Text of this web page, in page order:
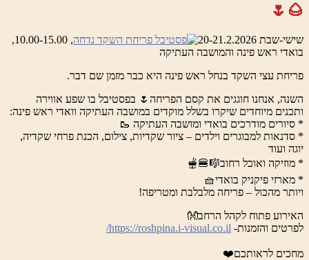
🌰🌷
שישי-שבת 20-21.2.2026
, 10.00-15.00,
בואדי ראש פינה והמושבה העתיקה
פריחת עצי השקד בנחל ראש פינה היא כבר מזמן שם דבר.
השנה, אנחנו חוגגים את קסם הפריחה🌷 בפסטיבל בו שפע אווירה
ותכנים מיוחדים שיקרו בשלל מוקדים במושבה העתיקה וואדי ראש פינה:
* סיורים מודרכים בואדי ומושבה העתיקה 🥾
* סדנאות למבוגרים וילדים – ציור שקדיות, צילום, הכנת פרחי שקדיה,
יוגה ועוד
* מוזיקה ואוכל רחוב🎼🍔🫕
* מארזי פיקניק בואדי🧺
ויותר מהכול – פריחה מלבלבת ומטריפה!
האירוע פתוח לקהל הרחב👐
לפרטים והזמנות- https://roshpina.i-visual.co.il/
מחכים לראותכם❤️